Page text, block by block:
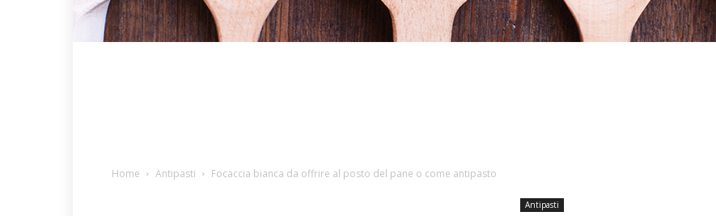
Home Antipasti Focaccia bianca da offrire al posto del pane o come antipasto
Antipasti